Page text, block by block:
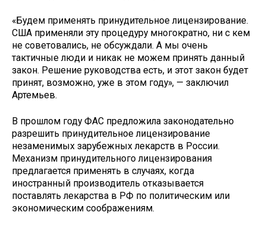
«Будем применять принудительное лицензирование.
США применяли эту процедуру многократно, ни с кем
не советовались, не обсуждали. А мы очень
тактичные люди и никак не можем принять данный
закон. Решение руководства есть, и этот закон будет
принят, возможно, уже в этом году», — заключил
Артемьев.
В прошлом году ФАС предложила законодательно
разрешить принудительное лицензирование
незаменимых зарубежных лекарств в России.
Механизм принудительного лицензирования
предлагается применять в случаях, когда
иностранный производитель отказывается
поставлять лекарства в РФ по политическим или
экономическим соображениям.